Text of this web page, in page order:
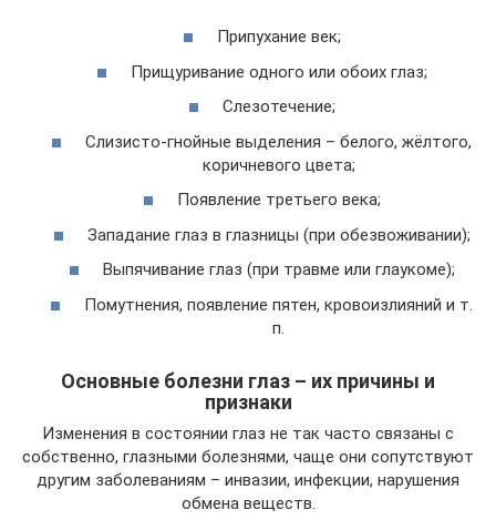
Припухание век;
Прищуривание одного или обоих глаз;
Слезотечение;
Слизисто-гнойные выделения – белого, жёлтого,
коричневого цвета;
Появление третьего века;
Западание глаз в глазницы (при обезвоживании);
Выпячивание глаз (при травме или глаукоме);
Помутнения, появление пятен, кровоизлияний и т.
п.
Основные болезни глаз – их причины и
признаки
Изменения в состоянии глаз не так часто связаны с
собственно, глазными болезнями, чаще они сопутствуют
другим заболеваниям – инвазии, инфекции, нарушения
обмена веществ.